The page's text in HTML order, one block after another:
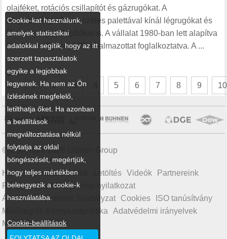
olajféket, rotációs csillapítót és gázrugókat. A
rezgéscsillapításhoz széles palettával kínál légrugókat és
fémsodrony csillapítókat is. A vállalat 1980-ban lett alapítva
Németországban, 100 alkalmazottat foglalkoztatva. A ...
16 /
16
1 2 3 5 6 7 8 9 10
© Copyright 2026 Ulbrich Group
Home Termékek Hírek Letöltés Videók
Partnereink
Rólunk Oldaltérkép Jogi nyilatkozat
Általános Üzletviteli Szabályzat
Cookies
ISO tanúsítvány
Minőség és Környezetpolitika
Adatvédelmi irányelvek
Magatartási kódex
Cookie-kat használunk,
amelyek statisztikai
adatokkal segítik, hogy az itt
szerzett tapasztalatok
egyike a legjobbak
legyenek. Ha nem az Ön
ízlésének megfelelő,
letilthatja őket. Ha azonban
a beállítások
megváltoztatása nélkül
folytatja az oldal
böngészését, megértjük,
hogy teljes mértékben
beleegyezik a cookie-k
használatába.
Cookie-beállítások